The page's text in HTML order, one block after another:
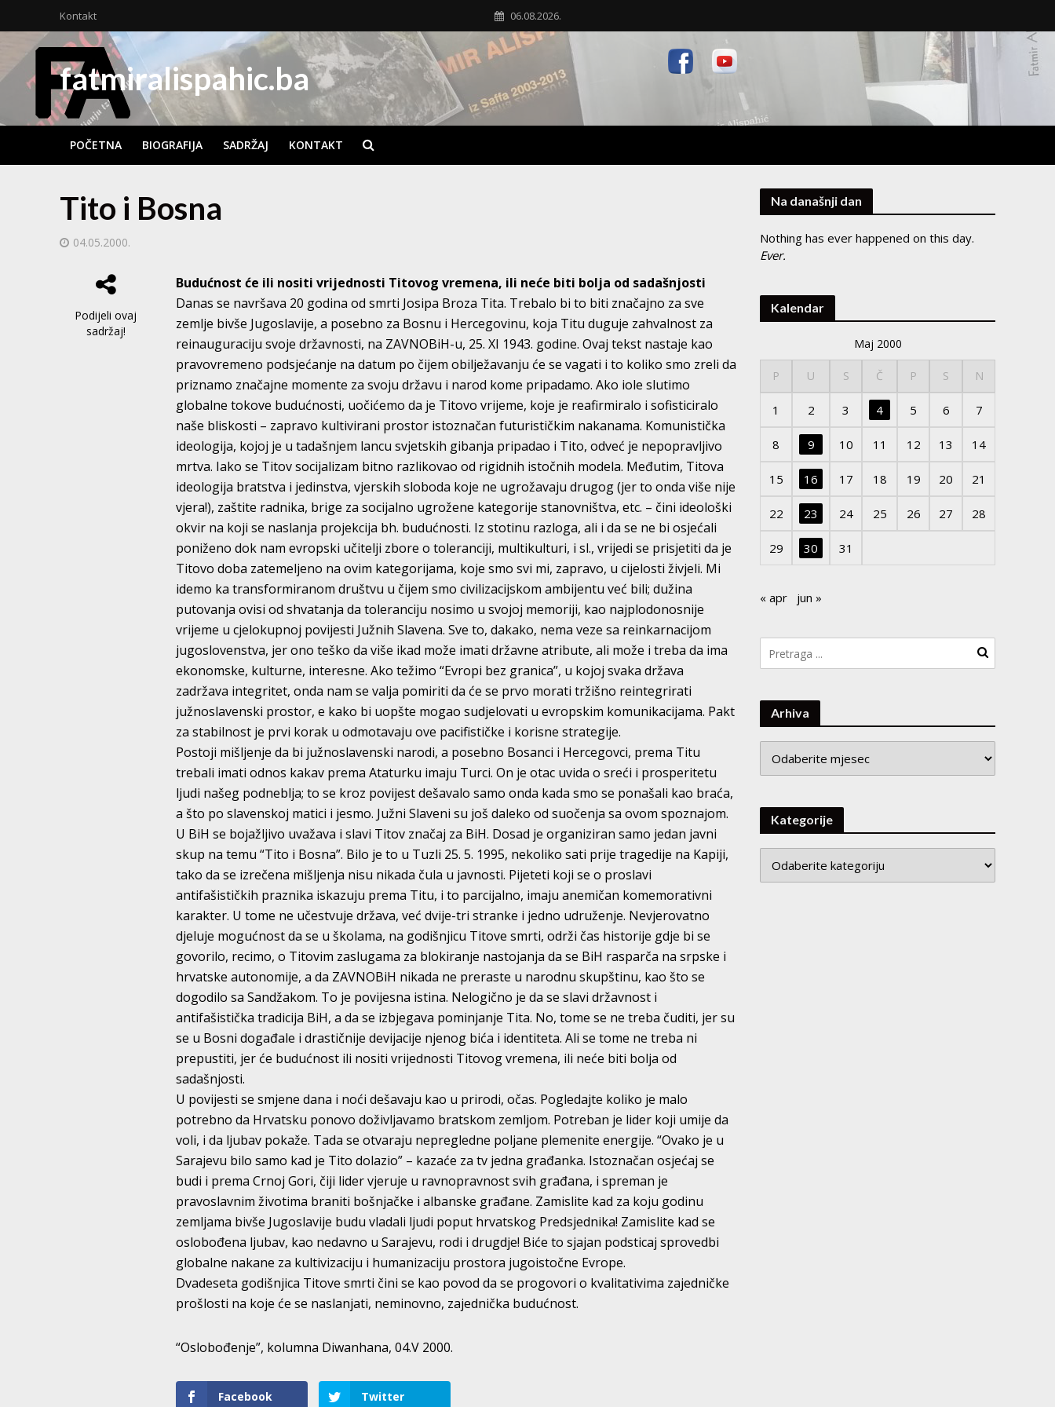
Kontakt 06.08.2026.
fatmiralispahic.ba
POČETNA BIOGRAFIJA SADRŽAJ KONTAKT
Tito i Bosna
04.05.2000.
Podijeli ovaj
sadržaj!
Budućnost će ili nositi vrijednosti Titovog vremena, ili neće biti bolja od sadašnjosti
Danas se navršava 20 godina od smrti Josipa Broza Tita. Trebalo bi to biti značajno za sve
zemlje bivše Jugoslavije, a posebno za Bosnu i Hercegovinu, koja Titu duguje zahvalnost za
reinauguraciju svoje državnosti, na ZAVNOBiH-u, 25. XI 1943. godine. Ovaj tekst nastaje kao
pravovremeno podsjećanje na datum po čijem obilježavanju će se vagati i to koliko smo zreli da
priznamo značajne momente za svoju državu i narod kome pripadamo. Ako iole slutimo
globalne tokove budućnosti, uočićemo da je Titovo vrijeme, koje je reafirmiralo i sofisticiralo
naše bliskosti – zapravo kultivirani prostor istoznačan futurističkim nakanama. Komunistička
ideologija, kojoj je u tadašnjem lancu svjetskih gibanja pripadao i Tito, odveć je nepopravljivo
mrtva. Iako se Titov socijalizam bitno razlikovao od rigidnih istočnih modela. Međutim, Titova
ideologija bratstva i jedinstva, vjerskih sloboda koje ne ugrožavaju drugog (jer to onda više nije
vjera!), zaštite radnika, brige za socijalno ugrožene kategorije stanovništva, etc. – čini ideološki
okvir na koji se naslanja projekcija bh. budućnosti. Iz stotinu razloga, ali i da se ne bi osjećali
poniženo dok nam evropski učitelji zbore o toleranciji, multikulturi, i sl., vrijedi se prisjetiti da je
Titovo doba zatemeljeno na ovim kategorijama, koje smo svi mi, zapravo, u cijelosti živjeli. Mi
idemo ka transformiranom društvu u čijem smo civilizacijskom ambijentu već bili; dužina
putovanja ovisi od shvatanja da toleranciju nosimo u svojoj memoriji, kao najplodonosnije
vrijeme u cjelokupnoj povijesti Južnih Slavena. Sve to, dakako, nema veze sa reinkarnacijom
jugoslovenstva, jer ono teško da više ikad može imati državne atribute, ali može i treba da ima
ekonomske, kulturne, interesne. Ako težimo “Evropi bez granica”, u kojoj svaka država
zadržava integritet, onda nam se valja pomiriti da će se prvo morati tržišno reintegrirati
južnoslavenski prostor, e kako bi uopšte mogao sudjelovati u evropskim komunikacijama. Pakt
za stabilnost je prvi korak u odmotavaju ove pacifističke i korisne strategije.
Postoji mišljenje da bi južnoslavenski narodi, a posebno Bosanci i Hercegovci, prema Titu
trebali imati odnos kakav prema Ataturku imaju Turci. On je otac uvida o sreći i prosperitetu
ljudi našeg podneblja; to se kroz povijest dešavalo samo onda kada smo se ponašali kao braća,
a što po slavenskoj matici i jesmo. Južni Slaveni su još daleko od suočenja sa ovom spoznajom.
U BiH se bojažljivo uvažava i slavi Titov značaj za BiH. Dosad je organiziran samo jedan javni
skup na temu “Tito i Bosna”. Bilo je to u Tuzli 25. 5. 1995, nekoliko sati prije tragedije na Kapiji,
tako da se izrečena mišljenja nisu nikada čula u javnosti. Pijeteti koji se o proslavi
antifašističkih praznika iskazuju prema Titu, i to parcijalno, imaju anemičan komemorativni
karakter. U tome ne učestvuje država, već dvije-tri stranke i jedno udruženje. Nevjerovatno
djeluje mogućnost da se u školama, na godišnjicu Titove smrti, održi čas historije gdje bi se
govorilo, recimo, o Titovim zaslugama za blokiranje nastojanja da se BiH rasparča na srpske i
hrvatske autonomije, a da ZAVNOBiH nikada ne preraste u narodnu skupštinu, kao što se
dogodilo sa Sandžakom. To je povijesna istina. Nelogično je da se slavi državnost i
antifašistička tradicija BiH, a da se izbjegava pominjanje Tita. No, tome se ne treba čuditi, jer su
se u Bosni događale i drastičnije devijacije njenog bića i identiteta. Ali se tome ne treba ni
prepustiti, jer će budućnost ili nositi vrijednosti Titovog vremena, ili neće biti bolja od
sadašnjosti.
U povijesti se smjene dana i noći dešavaju kao u prirodi, očas. Pogledajte koliko je malo
potrebno da Hrvatsku ponovo doživljavamo bratskom zemljom. Potreban je lider koji umije da
voli, i da ljubav pokaže. Tada se otvaraju nepregledne poljane plemenite energije. “Ovako je u
Sarajevu bilo samo kad je Tito dolazio” – kazaće za tv jedna građanka. Istoznačan osjećaj se
budi i prema Crnoj Gori, čiji lider vjeruje u ravnopravnost svih građana, i spreman je
pravoslavnim životima braniti bošnjačke i albanske građane. Zamislite kad za koju godinu
zemljama bivše Jugoslavije budu vladali ljudi poput hrvatskog Predsjednika! Zamislite kad se
oslobođena ljubav, kao nedavno u Sarajevu, rodi i drugdje! Biće to sjajan podsticaj sprovedbi
globalne nakane za kultivizaciju i humanizaciju prostora jugoistočne Evrope.
Dvadeseta godišnjica Titove smrti čini se kao povod da se progovori o kvalitativima zajedničke
prošlosti na koje će se naslanjati, neminovno, zajednička budućnost.
“Oslobođenje”, kolumna Diwanhana, 04.V 2000.
Facebook Twitter
Na današnji dan
Nothing has ever happened on this day.
Ever.
Kalendar
Maj 2000
P U S Č P S N
1 2 3 4 5 6 7
8 9 10 11 12 13 14
15 16 17 18 19 20 21
22 23 24 25 26 27 28
29 30 31
« apr jun »
Arhiva
Kategorije